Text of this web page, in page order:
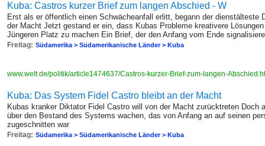
Kuba: Castros kurzer Brief zum langen Abschied - W
Erst als er öffentlich einen Schwächeanfall erlitt, begann der dienstälteste
der Macht Jetzt gestand er ein, dass Kubas Probleme kreativere
Jüngeren Platz zu machen Ein Brief, der den Anfang vom Ende
Freitag: Südamerika > Südamerikanische Länder > Kuba
www.welt.de/politik/article1474637/Castros-kurzer-Brief-zum-langen-
Kuba: Das System Fidel Castro bleibt an der Macht
Kubas kranker Diktator Fidel Castro will von der Macht zurücktreten Doch
über den Bestand des Systems wachen, das von Anfang an auf seinen
zugeschnitten war
Freitag: Südamerika > Südamerikanische Länder > Kuba